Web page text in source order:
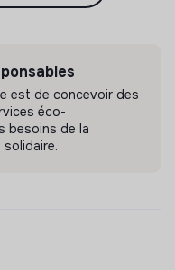
est de concevoir des
éco-
besoins de la